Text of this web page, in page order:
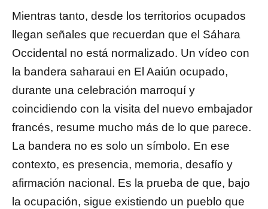
Mientras tanto, desde los territorios ocupados
llegan señales que recuerdan que el Sáhara
Occidental no está normalizado. Un vídeo con
la bandera saharaui en El Aaiún ocupado,
durante una celebración marroquí y
coincidiendo con la visita del nuevo embajador
francés, resume mucho más de lo que parece.
La bandera no es solo un símbolo. En ese
contexto, es presencia, memoria, desafío y
afirmación nacional. Es la prueba de que, bajo
la ocupación, sigue existiendo un pueblo que